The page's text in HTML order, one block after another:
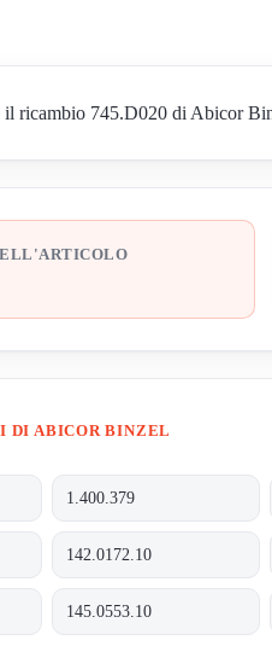
ricambio 745.D020 di Abicor
DI ABICOR BINZEL
1.400.379
142.0172.10
145.0553.10